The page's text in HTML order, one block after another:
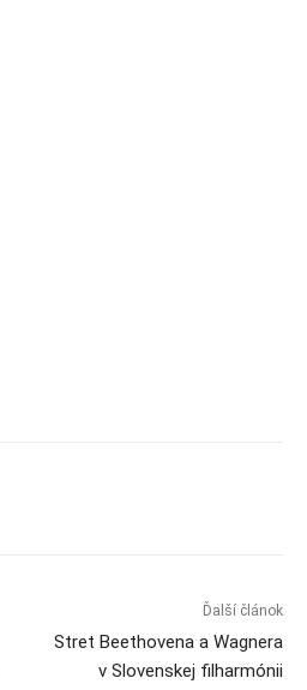
Ďalší článok
Stret Beethovena a Wagnera
v Slovenskej filharmónii